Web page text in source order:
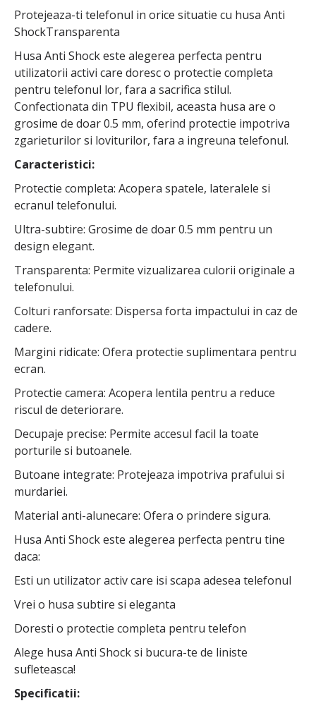
Protejeaza-ti telefonul in orice situatie cu husa Anti
ShockTransparenta
Husa Anti Shock este alegerea perfecta pentru
utilizatorii activi care doresc o protectie completa
pentru telefonul lor, fara a sacrifica stilul.
Confectionata din TPU flexibil, aceasta husa are o
grosime de doar 0.5 mm, oferind protectie impotriva
zgarieturilor si loviturilor, fara a ingreuna telefonul.
Caracteristici:
Protectie completa: Acopera spatele, lateralele si
ecranul telefonului.
Ultra-subtire: Grosime de doar 0.5 mm pentru un
design elegant.
Transparenta: Permite vizualizarea culorii originale a
telefonului.
Colturi ranforsate: Dispersa forta impactului in caz de
cadere.
Margini ridicate: Ofera protectie suplimentara pentru
ecran.
Protectie camera: Acopera lentila pentru a reduce
riscul de deteriorare.
Decupaje precise: Permite accesul facil la toate
porturile si butoanele.
Butoane integrate: Protejeaza impotriva prafului si
murdariei.
Material anti-alunecare: Ofera o prindere sigura.
Husa Anti Shock este alegerea perfecta pentru tine
daca:
Esti un utilizator activ care isi scapa adesea telefonul
Vrei o husa subtire si eleganta
Doresti o protectie completa pentru telefon
Alege husa Anti Shock si bucura-te de liniste
sufleteasca!
Specificatii: